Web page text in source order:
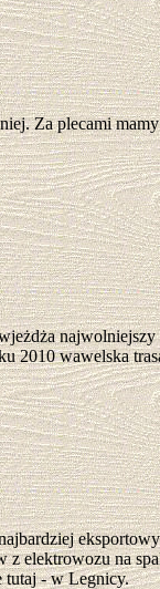
Za plecami
2010 wawelska
z elektrowozu na
tutaj - w Legnicy.